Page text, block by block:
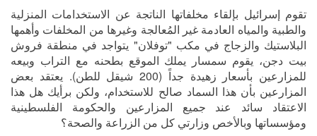
تقوم إسرائيل بإلقاء مخلفاتها الناتجة عن الاستخدامات المنزلية
والطبية والمياه العادمة غير المُعالجة وغيرها من المخلفات وأهمها
البلاستيك والزجاج في مكب "توفلان" يتواجد في منطقة فروش
بيت دجن، يقوم سمسار يملك الموقع بطحنه مع التراب وبيعه
للمزارعين بأسعار زهيدة جداً (200 شيقل للطن). يعتقد بعض
المزارعين بأن هذا السماد صالح للاستخدام، ولكن برأيك هل هذا
الاعتقاد سائد عند جميع المزارعين والحكومة الفلسطينية
ومؤسساتها وبالأخص وزارتي كل من الزراعة والصحة؟